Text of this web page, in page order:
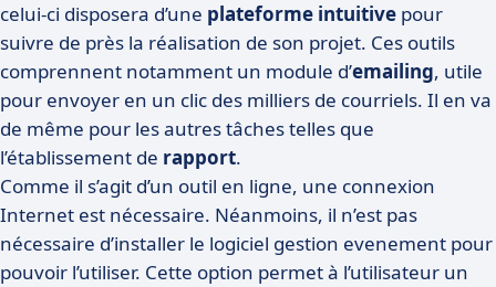
celui-ci disposera d’une plateforme intuitive pour
suivre de près la réalisation de son projet. Ces outils
comprennent notamment un module d’emailing, utile
pour envoyer en un clic des milliers de courriels. Il en va
de même pour les autres tâches telles que
l’établissement de rapport.
Comme il s’agit d’un outil en ligne, une connexion
Internet est nécessaire. Néanmoins, il n’est pas
nécessaire d’installer le logiciel gestion evenement pour
pouvoir l’utiliser. Cette option permet à l’utilisateur un